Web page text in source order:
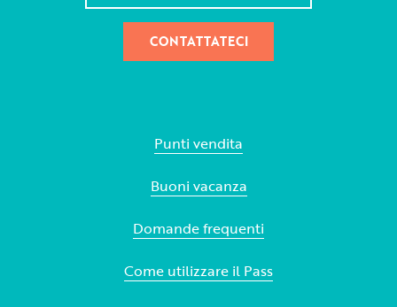
CONTATTATECI
Punti vendita
Buoni vacanza
Domande frequenti
Come utilizzare il Pass